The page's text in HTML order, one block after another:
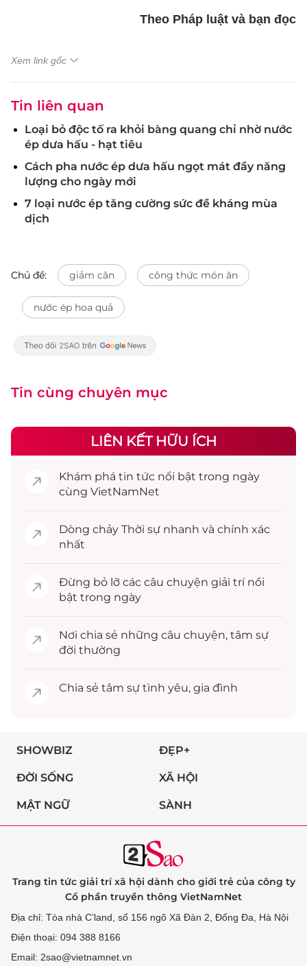
Theo Pháp luật và bạn đọc
Xem link gốc
Tin liên quan
Loại bỏ độc tố ra khỏi bàng quang chỉ nhờ nước
ép dưa hấu - hạt tiêu
Cách pha nước ép dưa hấu ngọt mát đầy năng
lượng cho ngày mới
7 loại nước ép tăng cường sức đề kháng mùa
dịch
Chủ đề: giảm cân công thức món ăn
nước ép hoa quả
Tin cùng chuyên mục
LIÊN KẾT HỮU ÍCH
Khám phá tin tức nổi bật trong ngày
cùng VietNamNet
Dòng chảy Thời sự nhanh và chính xác
nhất
Đừng bỏ lỡ các câu chuyện giải trínổi
bật trong ngày
Nơi chia sẻ những câu chuyện, tâm sự
đời thường
Chia sẻ tâm sự tình yêu, gia đình
SHOWBIZ ĐẸP+
ĐỜI SỐNG XÃ HỘI
MẬT NGỮ SÀNH
Trang tin tức giải trí xã hội dành cho giới trẻ của công ty
Cổ phần truyền thông VietNamNet
Địa chỉ: Tòa nhà C’land, số 156 ngõ Xã Đàn 2, Đống Đa, Hà Nội
Điện thoại: 094 388 8166
Email: 2sao@vietnamnet.vn